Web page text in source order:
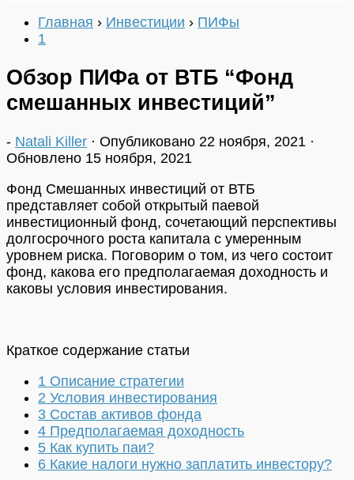
Главная › Инвестиции › ПИФы
1
Обзор ПИФа от ВТБ “Фонд
смешанных инвестиций”
- Natali Killer · Опубликовано 22 ноября, 2021 ·
Обновлено 15 ноября, 2021
Фонд Смешанных инвестиций от ВТБ
представляет собой открытый паевой
инвестиционный фонд, сочетающий перспективы
долгосрочного роста капитала с умеренным
уровнем риска. Поговорим о том, из чего состоит
фонд, какова его предполагаемая доходность и
каковы условия инвестирования.
Краткое содержание статьи
1 Описание стратегии
2 Условия инвестирования
3 Состав активов фонда
4 Предполагаемая доходность
5 Как купить паи?
6 Какие налоги нужно заплатить инвестору?